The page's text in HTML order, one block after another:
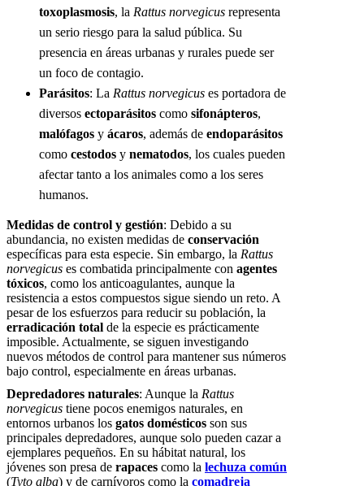
toxoplasmosis, la Rattus norvegicus representa
un serio riesgo para la salud pública. Su
presencia en áreas urbanas y rurales puede ser
un foco de contagio.
Parásitos: La Rattus norvegicus es portadora de
diversos ectoparásitos como sifonápteros,
malófagos y ácaros, además de endoparásitos
como cestodos y nematodos, los cuales pueden
afectar tanto a los animales como a los seres
humanos.
Medidas de control y gestión: Debido a su
abundancia, no existen medidas de conservación
específicas para esta especie. Sin embargo, la Rattus
norvegicus es combatida principalmente con agentes
tóxicos, como los anticoagulantes, aunque la
resistencia a estos compuestos sigue siendo un reto. A
pesar de los esfuerzos para reducir su población, la
erradicación total de la especie es prácticamente
imposible. Actualmente, se siguen investigando
nuevos métodos de control para mantener sus números
bajo control, especialmente en áreas urbanas.
Depredadores naturales: Aunque la Rattus
norvegicus tiene pocos enemigos naturales, en
entornos urbanos los gatos domésticos son sus
principales depredadores, aunque solo pueden cazar a
ejemplares pequeños. En su hábitat natural, los
jóvenes son presa de rapaces como la lechuza común
(Tyto alba) y de carnívoros como la comadreja